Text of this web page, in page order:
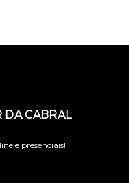
DA CABRAL
e presenciais!